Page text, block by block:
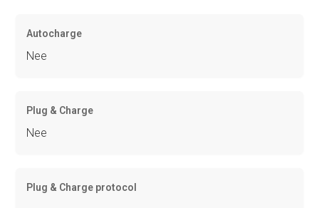
Autocharge
Nee
Plug & Charge
Nee
Plug & Charge protocol